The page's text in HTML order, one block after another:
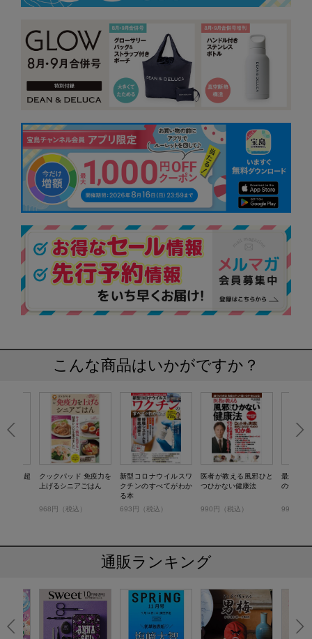
こんな商品はいかがですか？
こと超
クックパッド 免疫力を
上げるシニアごはん
968円（税込）
新型コロナウイルスワ
クチンのすべてがわか
る本
693円（税込）
医者が教える風邪ひと
つひかない健康法
990円（税込）
最新医学
の食べ方
990円（
通販ランキング